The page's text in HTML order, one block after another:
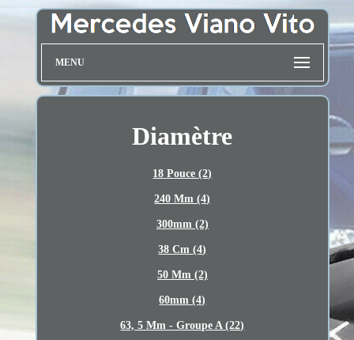
MENU
Diamètre
18 Pouce (2)
240 Mm (4)
300mm (2)
38 Cm (4)
50 Mm (2)
60mm (4)
63, 5 Mm - Groupe A (22)